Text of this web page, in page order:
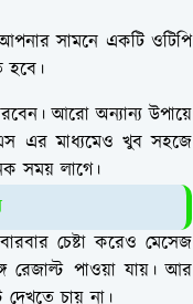
সামনে একটি ওটিপি
হবে।
আরো অন্যান্য উপায়ে
এর মাধ্যমেও খুব সহজে
সময় লাগে।
চেষ্টা করেও মেসেজ
রেজাল্ট পাওয়া যায়। আর
চায় না।